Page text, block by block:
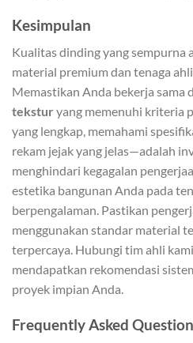
Kesimpulan
Kualitas dinding yang sempurna
material premium dan tenaga
Memastikan Anda bekerja sama
tekstur yang memenuhi kriteria
yang lengkap, memahami
rekam jejak yang jelas—adalah
menghindari kegagalan
estetika bangunan Anda pada
berpengalaman. Pastikan
menggunakan standar material
terpercaya. Hubungi tim ahli
mendapatkan rekomendasi
proyek impian Anda.
Frequently Asked